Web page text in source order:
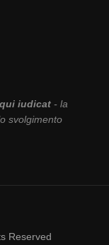
iudicat- la
svolgimento
Reserved